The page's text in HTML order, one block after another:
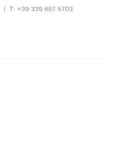
| T: +39 339 657 5703